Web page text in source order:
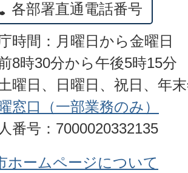
各部署直通電話番号
時間：月曜日から金曜日
8時30分から午後5時15分
土曜日、日曜日、祝日、年
窓口（一部業務のみ）
番号：7000020332135
ホームページについて